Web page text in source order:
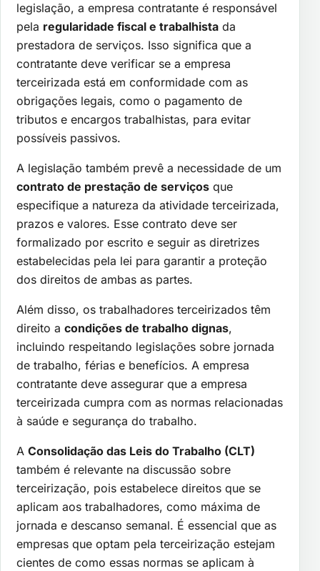
legislação, a empresa contratante é responsável
pela regularidade fiscal e trabalhista da
prestadora de serviços. Isso significa que a
contratante deve verificar se a empresa
terceirizada está em conformidade com as
obrigações legais, como o pagamento de
tributos e encargos trabalhistas, para evitar
possíveis passivos.
A legislação também prevê a necessidade de um
contrato de prestação de serviços que
especifique a natureza da atividade terceirizada,
prazos e valores. Esse contrato deve ser
formalizado por escrito e seguir as diretrizes
estabelecidas pela lei para garantir a proteção
dos direitos de ambas as partes.
Além disso, os trabalhadores terceirizados têm
direito a condições de trabalho dignas,
incluindo respeitando legislações sobre jornada
de trabalho, férias e benefícios. A empresa
contratante deve assegurar que a empresa
terceirizada cumpra com as normas relacionadas
à saúde e segurança do trabalho.
A Consolidação das Leis do Trabalho (CLT)
também é relevante na discussão sobre
terceirização, pois estabelece direitos que se
aplicam aos trabalhadores, como máxima de
jornada e descanso semanal. É essencial que as
empresas que optam pela terceirização estejam
cientes de como essas normas se aplicam à